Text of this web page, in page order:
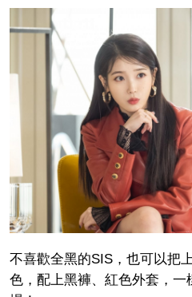
不喜歡全黑的SIS，也可以把
色，配上黑褲、紅色外套，